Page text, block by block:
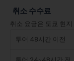
취소 수수료
취소 요금은 도쿄 현
투어 48시간 이전